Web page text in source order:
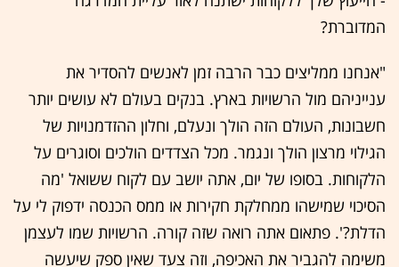
המדוברת?
"אנחנו ממליצים כבר הרבה זמן לאנשים להסדיר את
ענייניהם מול הרשויות בארץ. בנקים בעולם לא עושים יותר
חשבונות, העולם הזה הולך ונעלם, וחלון ההזדמנויות של
הגילוי מרצון הולך ונגמר. מכל הצדדים הולכים וסוגרים על
הלקוחות. בסופו של יום, אתה יושב עם לקוח ששואל 'מה
הסיכוי שמישהו ממחלקת חקירות או ממס הכנסה ידפוק לי על
הדלת?'. פתאום אתה רואה שזה קורה. הרשויות שמו לעצמן
משימה להגביר את האכיפה, וזה צעד שאין ספק שיעשה